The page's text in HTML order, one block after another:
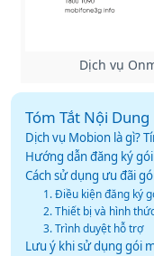
Dịch vụ
Tóm Tắt Nội Dung
Dịch vụ Mobion là gì?
Hướng dẫn đăng ký
Cách sử dụng ưu đãi
1. Điều kiện đăng ký
2. Thiết bị và hình
3. Trình duyệt hỗ trợ
Lưu ý khi sử dụng gói